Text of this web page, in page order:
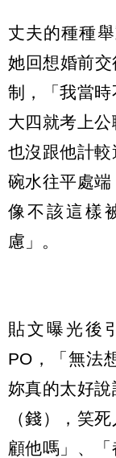
丈夫的種種
她回想婚前
制，「我當
大四就考上公
也沒跟他計
碗水往平處
像不該這樣
慮」。
貼文曝光後
PO，「無法
妳真的太好
（錢），笑
顧他嗎」、